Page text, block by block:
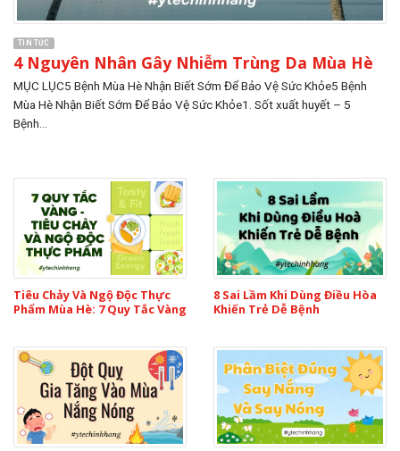
TIN TỨC
4 Nguyên Nhân Gây Nhiễm Trùng Da Mùa Hè
MỤC LỤC5 Bệnh Mùa Hè Nhận Biết Sớm Để Bảo Vệ Sức Khỏe5 Bệnh
Mùa Hè Nhận Biết Sớm Để Bảo Vệ Sức Khỏe1. Sốt xuất huyết – 5
Bệnh...
Tiêu Chảy Và Ngộ Độc Thực
Phẩm Mùa Hè: 7 Quy Tắc Vàng
8 Sai Lầm Khi Dùng Điều Hòa
Khiến Trẻ Dễ Bệnh